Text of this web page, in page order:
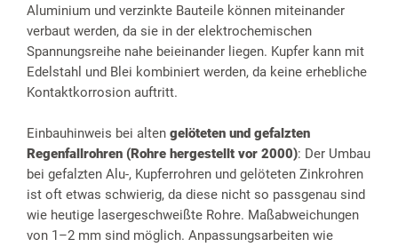
Aluminium und verzinkte Bauteile können miteinander
verbaut werden, da sie in der elektrochemischen
Spannungsreihe nahe beieinander liegen. Kupfer kann mit
Edelstahl und Blei kombiniert werden, da keine erhebliche
Kontaktkorrosion auftritt.
Einbauhinweis bei alten gelöteten und gefalzten
Regenfallrohren (Rohre hergestellt vor 2000): Der Umbau
bei gefalzten Alu-, Kupferrohren und gelöteten Zinkrohren
ist oft etwas schwierig, da diese nicht so passgenau sind
wie heutige lasergeschweißte Rohre. Maßabweichungen
von 1–2 mm sind möglich. Anpassungsarbeiten wie